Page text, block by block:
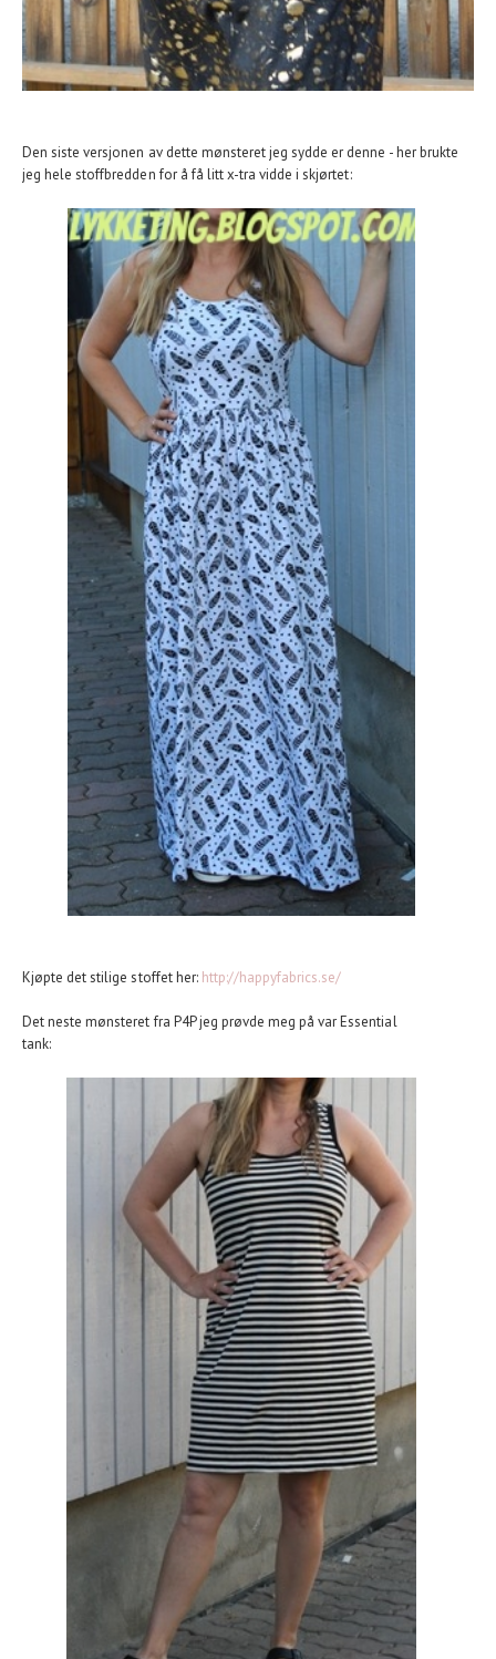
Den siste versjonen av dette mønsteret jeg sydde er denne - her brukte
jeg hele stoffbredden for å få litt x-tra vidde i skjørtet:
Kjøpte det stilige stoffet her: http://happyfabrics.se/
Det neste mønsteret fra P4P jeg prøvde meg på var Essential
tank: